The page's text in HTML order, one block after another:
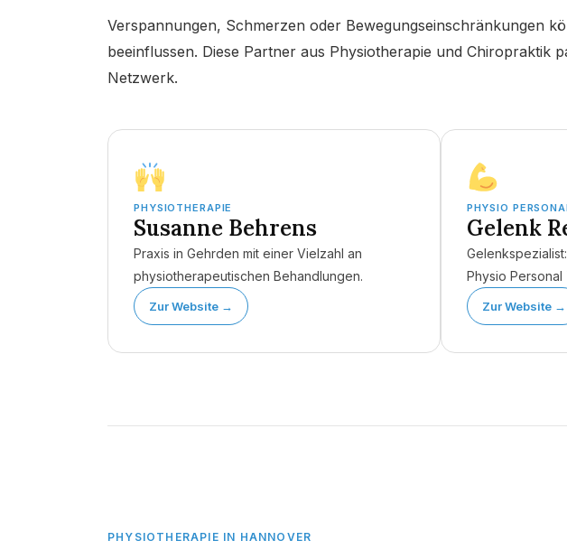
Verspannungen, Schmerzen oder Bewegungseinschränkungen
beeinflussen. Diese Partner aus Physiotherapie und Chiropraktik
Netzwerk.
PHYSIOTHERAPIE
Susanne Behrens
Praxis in Gehrden mit einer Vielzahl an
physiotherapeutischen Behandlungen.
Zur Website →
PHYSIO
Gelenk
Physio Personal
Zur Website →
PHYSIOTHERAPIE IN HANNOVER